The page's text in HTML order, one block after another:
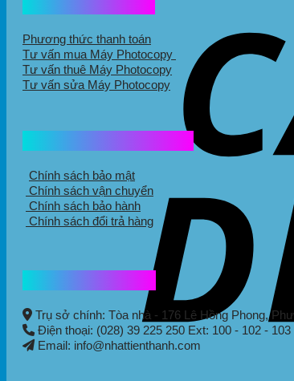
Phương thức thanh toán
Tư vấn mua Máy Photocopy
Tư vấn thuê Máy Photocopy
Tư vấn sửa Máy Photocopy
Chính sách bảo mật
Chính sách vận chuyển
Chính sách bảo hành
Chính sách đổi trả hàng
Trụ sở chính: Tòa nhà - 176 Lê Hồng Phong,
Điện thoại: (028) 39 225 250 Ext: 100 - 102 - 103
Email: info@nhattienthanh.com